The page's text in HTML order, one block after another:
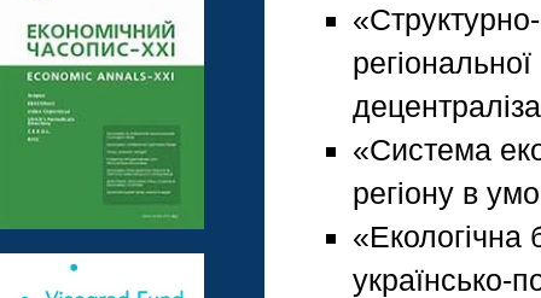
«Система
регіону в
«Екологічна
українсько-